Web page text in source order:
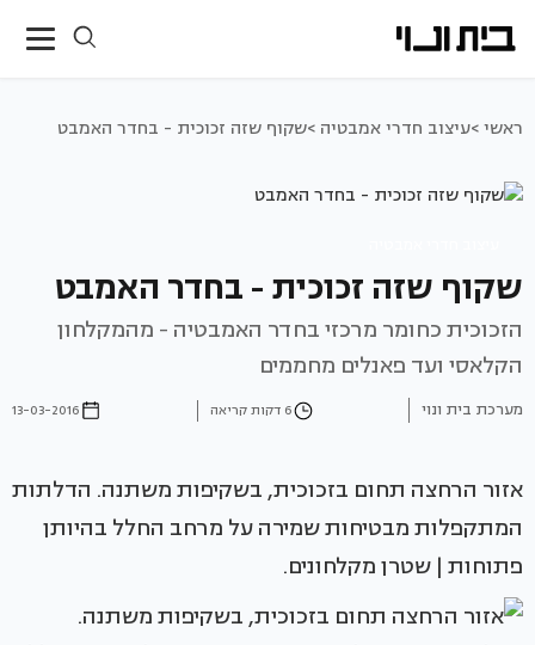
ראשי >עיצוב חדרי אמבטיה >שקוף שזה זכוכית - בחדר האמבט
שקוף שזה זכוכית - בחדר האמבט
הזכוכית כחומר מרכזי בחדר האמבטיה - מהמקלחון
הקלאסי ועד פאנלים מחממים
מערכת בית ונוי 6 דקות קריאה 13-03-2016
אזור הרחצה תחום בזכוכית, בשקיפות משתנה. הדלתות
המתקפלות מבטיחות שמירה על מרחב החלל בהיותן
פתוחות | שטרן מקלחונים.